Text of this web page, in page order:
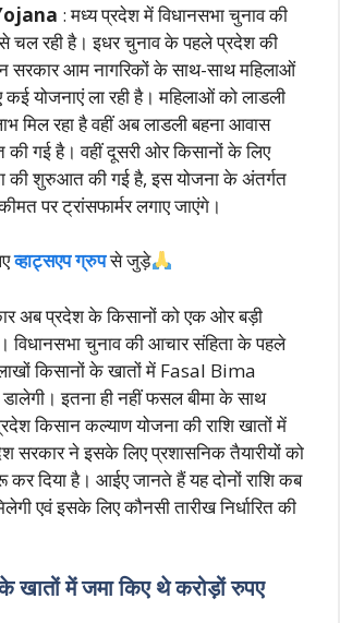
: मध्य प्रदेश में विधानसभा चुनाव की
से चल रही है। इधर चुनाव के पहले प्रदेश की
सरकार आम नागरिकों के साथ-साथ महिलाओं
कई योजनाएं ला रही है। महिलाओं को लाडली
मिल रहा है वहीं अब लाडली बहना आवास
गई है। वहीं दूसरी ओर किसानों के लिए
की शुरुआत की गई है, इस योजना के अंतर्गत
पर ट्रांसफार्मर लगाए जाएंगे।
व्हाट्सएप ग्रुपसे जुड़े
अब प्रदेश के किसानों को एक ओर बड़ी
विधानसभा चुनाव की आचार संहिता के पहले
किसानों के खातों में Fasal Bima
इतना ही नहीं फसल बीमा के साथ
किसान कल्याण योजना की राशि खातों में
सरकार ने इसके लिए प्रशासनिक तैयारीयों को
दिया है। आईए जानते हैं यह दोनों राशि कब
एवं इसके लिए कौनसी तारीख निर्धारित की
खातों में जमा किए थे करोड़ों रुपए